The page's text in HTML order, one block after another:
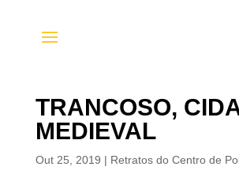
TRANCOSO,
MEDIEVAL
Out 25, 2019 | Retratos do Centro de